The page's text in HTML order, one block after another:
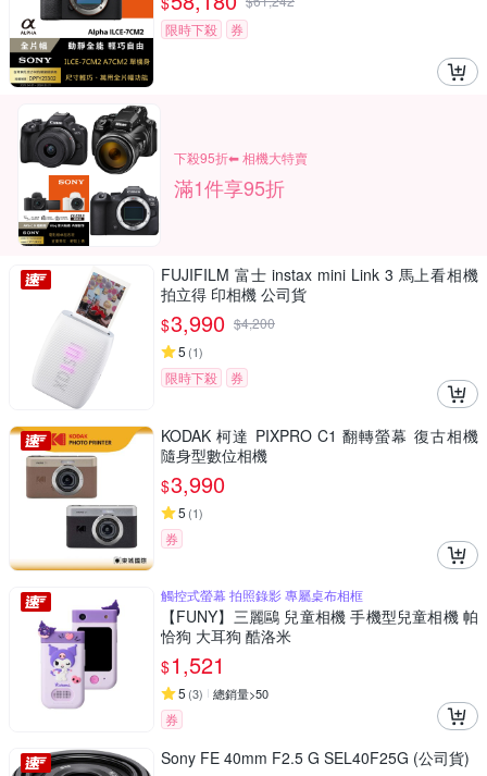
限時下殺
券
下殺95折⬅︎ 相機大特賣
滿1件享95折
FUJIFILM 富士 instax mini Link 3 馬上看相機
拍立得 印相機 公司貨
$3,990 $4,200
5 (1)
限時下殺 券
KODAK 柯達 PIXPRO C1 翻轉螢幕 復古相機
隨身型數位相機
$3,990
5 (1)
券
觸控式螢幕 拍照錄影 專屬桌布相框
【FUNY】三麗鷗 兒童相機 手機型兒童相機 帕
恰狗 大耳狗 酷洛米
$1,521
5 (3) 總銷量>50
券
Sony FE 40mm F2.5 G SEL40F25G (公司貨)